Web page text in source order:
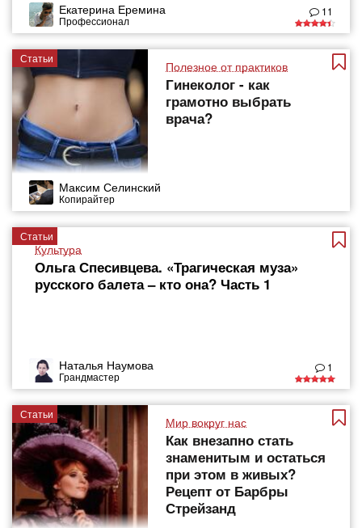
Екатерина Еремина
Профессионал
11
Статьи
Полезное от практиков
Гинеколог - как
грамотно выбрать
врача?
Максим Селинский
Копирайтер
Статьи
Культура
Ольга Спесивцева. «Трагическая муза»
русского балета – кто она? Часть 1
Наталья Наумова
Грандмастер
1
Статьи
Мир вокруг нас
Как внезапно стать
знаменитым и остаться
при этом в живых?
Рецепт от Барбры
Стрейзанд